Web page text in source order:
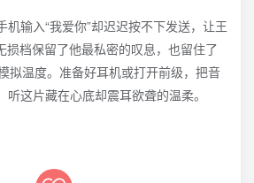
机输入“我爱你”却迟迟按不下发送，让王
损档保留了他最私密的叹息，也留住了
拟温度。准备好耳机或打开前级，把音
这片藏在心底却震耳欲聋的温柔。